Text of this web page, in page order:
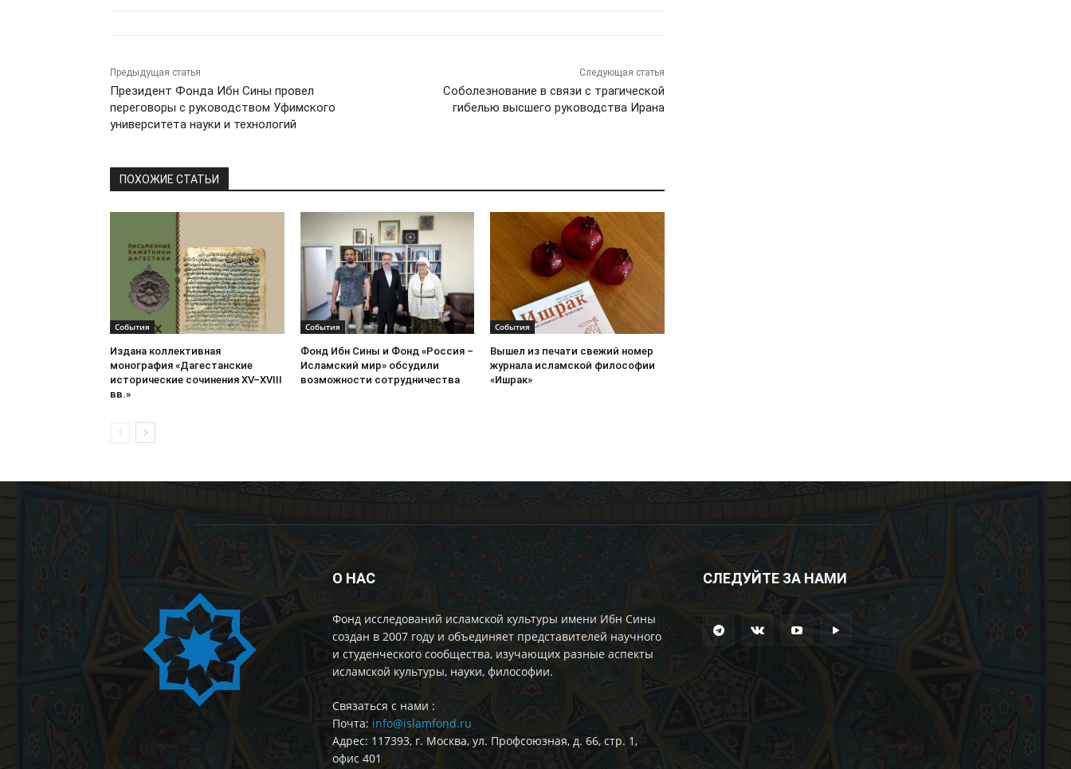
Предыдущая статья
Президент Фонда Ибн Сины провел
переговоры с руководством Уфимского
университета науки и технологий
Следующая статья
Соболезнование в связи с трагической
гибелью высшего руководства Ирана
ПОХОЖИЕ СТАТЬИ
События
Издана коллективная
монография «Дагестанские
исторические сочинения XV–XVIII
вв.»
События
Фонд Ибн Сины и Фонд «Россия –
Исламский мир» обсудили
возможности сотрудничества
События
Вышел из печати свежий номер
журнала исламской философии
«Ишрак»
О НАС
Фонд исследований исламской культуры имени Ибн Сины
создан в 2007 году и объединяет представителей научного
и студенческого сообщества, изучающих разные аспекты
исламской культуры, науки, философии.
Cвязаться с нами :
Почта: info@islamfond.ru
Адрес: 117393, г. Москва, ул. Профсоюзная, д. 66, стр. 1,
офис 401
СЛЕДУЙТЕ ЗА НАМИ